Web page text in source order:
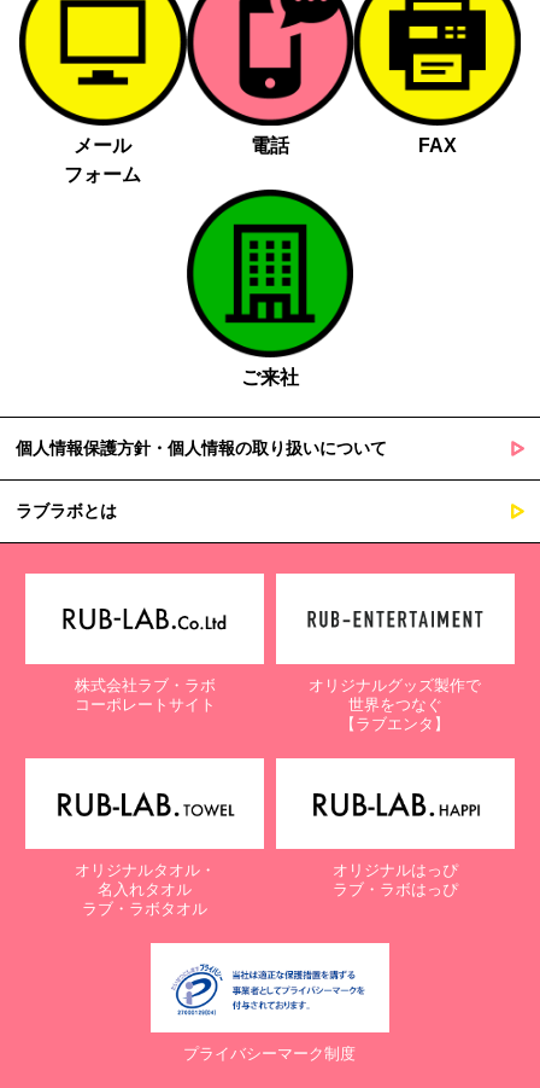
メール
フォーム
電話 FAX
ご来社
個人情報保護方針・個人情報の取り扱いについて
ラブラボとは
株式会社ラブ・ラボ
コーポレートサイト
オリジナルグッズ製作で
世界をつなぐ
【ラブエンタ】
オリジナルタオル・
名入れタオル
ラブ・ラボタオル
オリジナルはっぴ
ラブ・ラボはっぴ
プライバシーマーク制度